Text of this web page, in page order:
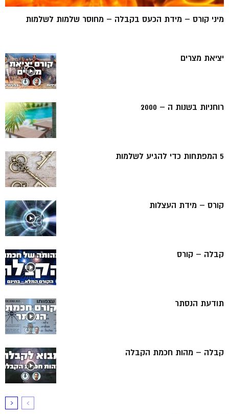
מיני קורס – מידת הכעס בקבלה – מחוסר שלמות לשלמות
יציאת מצרים
רוחניות בשנות ה – 2000
5 המפתחות כדי להגיע לשלמות
קורס – מידת העצלות
קבלה – קורס
תודעת הנסתר
קבלה – מהות חכמת הקבלה